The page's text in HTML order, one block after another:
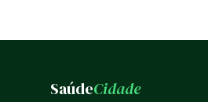
SaúdeCidade